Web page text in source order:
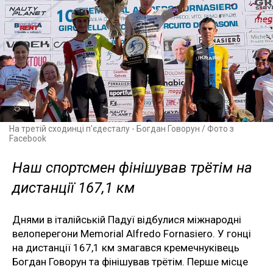
На третій сходинці п'єдесталу - Богдан Говорун / Фото з
Facebook
Наш спортсмен фінішував трётім на
дистанції 167,1 км
Днями в італійській Падуї відбулися міжнародні
велоперегони Memorial Alfredo Fornasiero. У гонці
на дистанції 167,1 км змагався кремечнуківець
Богдан Говорун та фінішував трётім. Перше місце